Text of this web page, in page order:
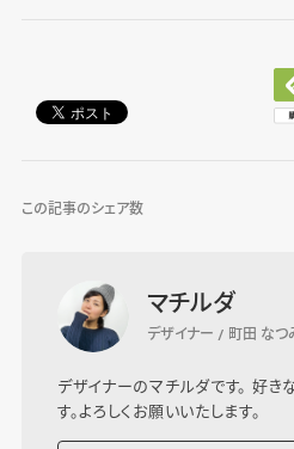
この記事のシェア数
マチルダ
デザイナー / 町田 なつ
デザイナーのマチルダです。 好
す。よろしくお願いいたします。